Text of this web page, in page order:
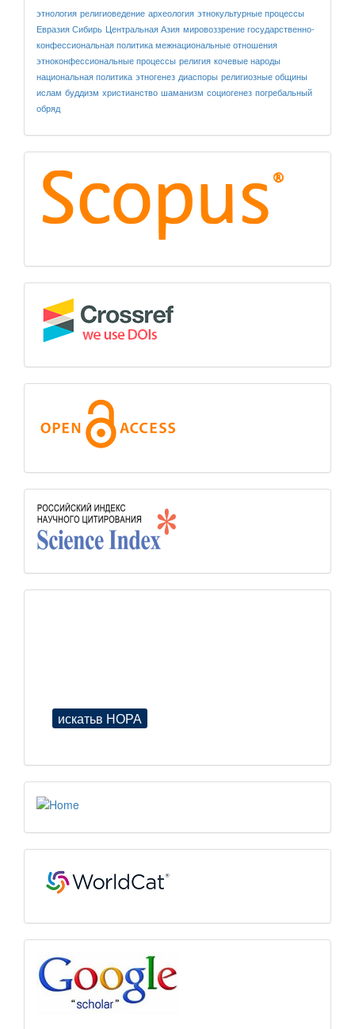
этнология религиоведение археология этнокультурные процессы
ЕвразияСибирь Центральная Азия мировоззрениегосударственно-
конфессиональная политикамежнациональные отношения
этноконфессиональные процессы религия кочевые народы
национальная политика этногенез диаспоры религиозные общины
ислам буддизм христианство шаманизм социогенез погребальный
обряд